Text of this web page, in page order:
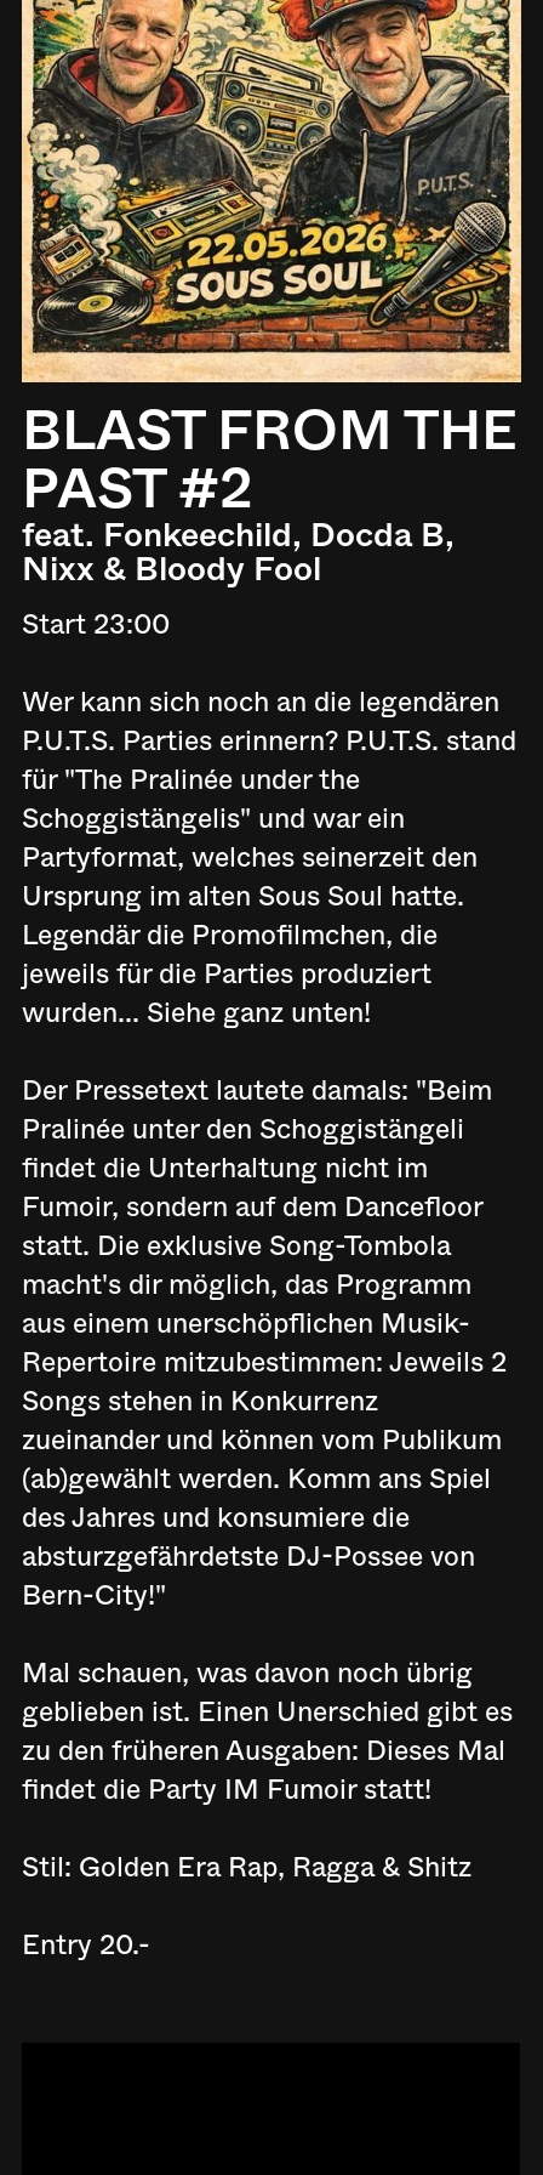
BLAST FROM THE
PAST #2
feat. Fonkeechild, Docda B,
Nixx & Bloody Fool
Start 23:00
Wer kann sich noch an die legendären
P.U.T.S. Parties erinnern? P.U.T.S. stand
für "The Pralinée under the
Schoggistängelis" und war ein
Partyformat, welches seinerzeit den
Ursprung im alten Sous Soul hatte.
Legendär die Promofilmchen, die
jeweils für die Parties produziert
wurden... Siehe ganz unten!
Der Pressetext lautete damals: "Beim
Pralinée unter den Schoggistängeli
findet die Unterhaltung nicht im
Fumoir, sondern auf dem Dancefloor
statt. Die exklusive Song-Tombola
macht's dir möglich, das Programm
aus einem unerschöpflichen Musik-
Repertoire mitzubestimmen: Jeweils 2
Songs stehen in Konkurrenz
zueinander und können vom Publikum
(ab)gewählt werden. Komm ans Spiel
des Jahres und konsumiere die
absturzgefährdetste DJ-Possee von
Bern-City!"
Mal schauen, was davon noch übrig
geblieben ist. Einen Unerschied gibt es
zu den früheren Ausgaben: Dieses Mal
findet die Party IM Fumoir statt!
Stil: Golden Era Rap, Ragga & Shitz
Entry 20.-